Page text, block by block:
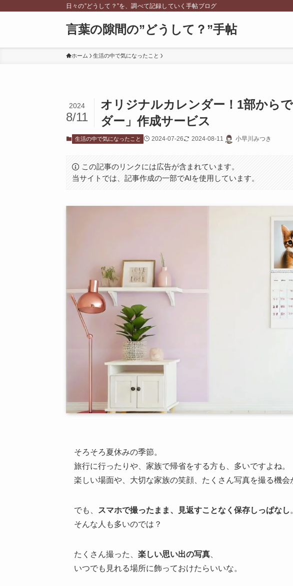
日々の”どうして？”を、調べて記録していく手帖ブログ
言葉の隙間の”どうして？”手帖
ホーム 生活の中で気になったこと
オリジナルカレンダー！1部から
ダー」作成サービス
2024
8/11
生活の中で気になったこと 2024-07-26 2024-08-11 小早川みつき
この記事のリンクには広告が含まれています。
当サイトでは、記事作成の一部でAIを使用しています。
そろそろ夏休みの季節。
旅行に行ったりや、家族で帰省をする方も、多いですよね。
楽しい場面や、大切な家族の笑顔、たくさん写真を撮る機会
でも、 スマホで撮ったまま、見返すことなく保存しっぱなし
そんな人も多いのでは？
たくさん撮った、 楽しい思い出の写真
いつでも見れる場所に飾っておけたらいいな。